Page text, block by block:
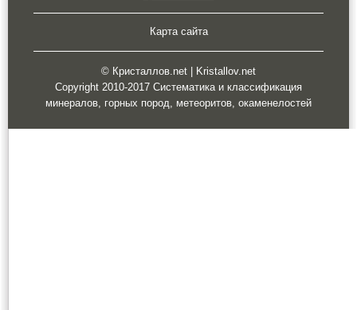
Карта сайта
© Кристаллов.net | Kristallov.net
Copyright 2010-2017 Систематика и классификация
минералов, горных пород, метеоритов, окаменелостей